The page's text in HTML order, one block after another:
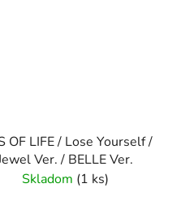
OF LIFE / Lose Yourself /
Ver. / BELLE Ver.
Skladom (1 ks)